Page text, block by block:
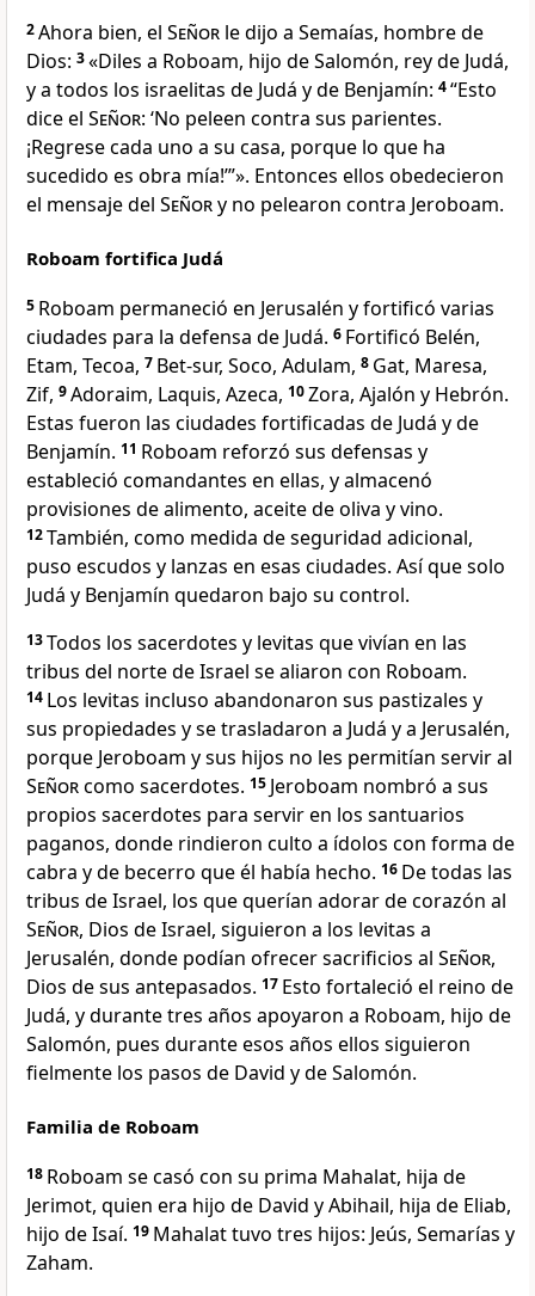
2Ahora bien, el Señor le dijo a Semaías, hombre de
Dios: 3«Diles a Roboam, hijo de Salomón, rey de Judá,
y a todos los israelitas de Judá y de Benjamín: 4“Esto
dice el Señor: ‘No peleen contra sus parientes.
¡Regrese cada uno a su casa, porque lo que ha
sucedido es obra mía!’”». Entonces ellos obedecieron
el mensaje del Señory no pelearon contra Jeroboam.
Roboam fortifica Judá
5 Roboam permaneció en Jerusalén y fortificó varias
ciudades para la defensa de Judá. 6 Fortificó Belén,
Etam, Tecoa, 7 Bet-sur, Soco, Adulam, 8 Gat, Maresa,
Zif, 9Adoraim, Laquis, Azeca, 10Zora, Ajalón y Hebrón.
Estas fueron las ciudades fortificadas de Judá y de
Benjamín. 11 Roboam reforzó sus defensas y
estableció comandantes en ellas, y almacenó
provisiones de alimento, aceite de oliva y vino.
12También, como medida de seguridad adicional,
puso escudos y lanzas en esas ciudades. Así que solo
Judá y Benjamín quedaron bajo su control.
13Todos los sacerdotes y levitas que vivían en las
tribus del norte de Israel se aliaron con Roboam.
14 Los levitas incluso abandonaron sus pastizales y
sus propiedades y se trasladaron a Judá y a Jerusalén,
porque Jeroboam y sus hijos no les permitían servir al
Señorcomo sacerdotes. 15 Jeroboam nombró a sus
propios sacerdotes para servir en los santuarios
paganos, donde rindieron culto a ídolos con forma de
cabra y de becerro que él había hecho. 16 De todas las
tribus de Israel, los que querían adorar de corazón al
Señor, Dios de Israel, siguieron a los levitas a
Jerusalén, donde podían ofrecer sacrificios al Señor,
Dios de sus antepasados. 17 Esto fortaleció el reino de
Judá, y durante tres años apoyaron a Roboam, hijo de
Salomón, pues durante esos años ellos siguieron
fielmente los pasos de David y de Salomón.
Familia de Roboam
18 Roboam se casó con su prima Mahalat, hija de
Jerimot, quien era hijo de David y Abihail, hija de Eliab,
hijo de Isaí. 19 Mahalat tuvo tres hijos: Jeús, Semarías y
Zaham.